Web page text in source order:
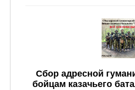
Сбор адресной
бойцам казачьего